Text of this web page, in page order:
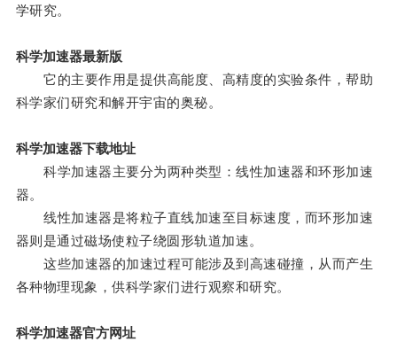
学研究。
科学加速器最新版
它的主要作用是提供高能度、高精度的实验条件，帮助
科学家们研究和解开宇宙的奥秘。
科学加速器下载地址
科学加速器主要分为两种类型：线性加速器和环形加速
器。
线性加速器是将粒子直线加速至目标速度，而环形加速
器则是通过磁场使粒子绕圆形轨道加速。
这些加速器的加速过程可能涉及到高速碰撞，从而产生
各种物理现象，供科学家们进行观察和研究。
科学加速器官方网址